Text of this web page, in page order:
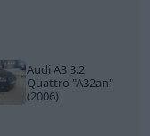
Audi A3 3.2
Quattro "A32an"
(2006)